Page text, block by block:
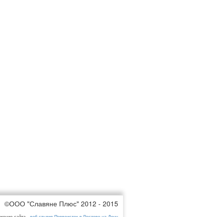
©ООО "Славяне Плюс" 2012 - 2015